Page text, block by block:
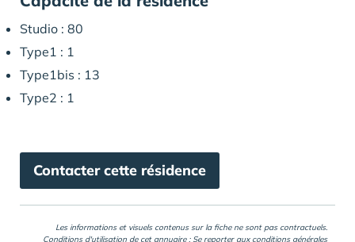
Studio : 80
Type1 : 1
Type1bis : 13
Type2 : 1
Contacter cette résidence
Les informations et visuels contenus sur la fiche ne sont pas contractuels.
Conditions d'utilisation de cet annuaire : Se reporter aux conditions générales